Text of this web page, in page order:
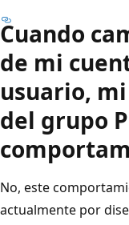
Cuando
de mi
usuario,
del grupo
No, este
actualmente por